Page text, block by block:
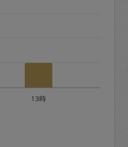
いて：
13時